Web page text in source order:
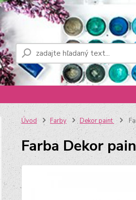
Úvod Farby Dekor paint
Farba Dekor